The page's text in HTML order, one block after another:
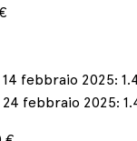
febbraio 2025:
febbraio 2025: